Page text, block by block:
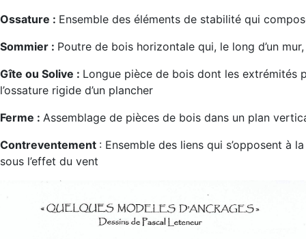
Ossature : Ensemble des éléments de stabilité qui
Sommier : Poutre de bois horizontale qui, le long d’un
Gîte ou Solive : Longue pièce de bois dont les extrémités
l’ossature rigide d’un plancher
Ferme : Assemblage de pièces de bois dans un plan
Contreventement : Ensemble des liens qui s’opposent à
sous l’effet du vent